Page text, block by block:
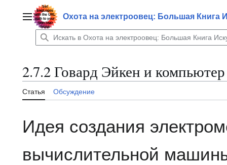
содержаниюГлавное менюОхота на электроовец: Большая Книга
2.7.2 Говард Эйкен и
Статья Обсуждение
Идея создания
вычислительной